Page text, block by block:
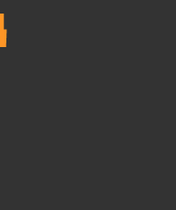
öffnen
öffnen